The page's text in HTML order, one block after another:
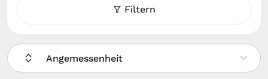
Filtern
Angemessenheit